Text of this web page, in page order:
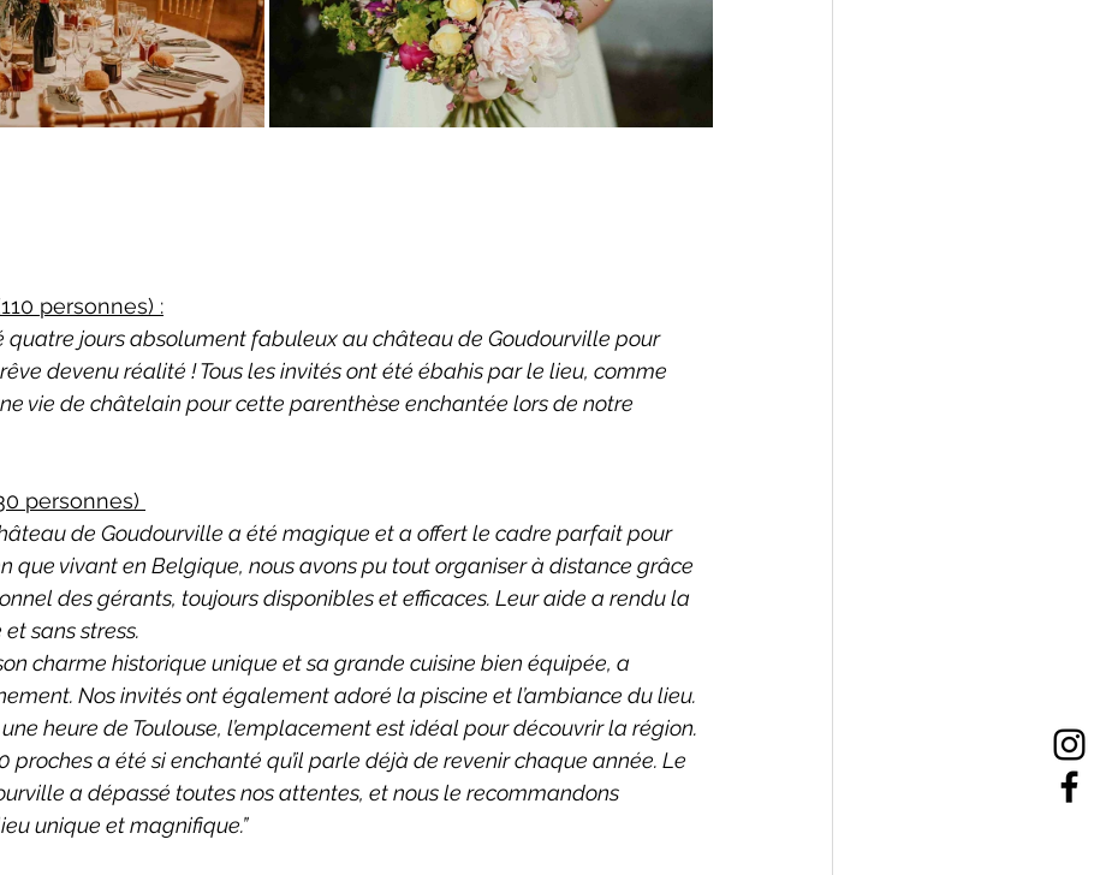
personnes) :
quatre jours absolument fabuleux au château de Goudourville pour
devenu réalité ! Tous les invités ont été ébahis par le lieu, comme
vie de châtelain pour cette parenthèse enchantée lors de notre
personnes)
de Goudourville a été magique et a offert le cadre parfait pour
que vivant en Belgique, nous avons pu tout organiser à distance grâce
des gérants, toujours disponibles et efficaces. Leur aide a rendu la
sans stress.
charme historique unique et sa grande cuisine bien équipée, a
Nos invités ont également adoré la piscine et l’ambiance du lieu.
heure de Toulouse, l’emplacement est idéal pour découvrir la région.
proches a été si enchanté qu’il parle déjà de revenir chaque année. Le
a dépassé toutes nos attentes, et nous le recommandons
unique et magnifique.”